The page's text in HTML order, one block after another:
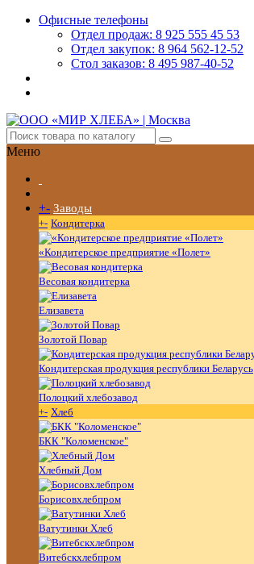
Офисные телефоны
Отдел продаж: 8 925 555 45 53
Отдел закупок: 8 964 562-12-52
Стол заказов: 8 495 987-40-52
Меню
+- Заводы
+- Кондитерка
«Кондитерское предприятие «Полет»
Весовая кондитерка
Елизавета
Золотой Повар
Кондитерская продукция республики Беларусь
Полоцкий хлебозавод
+- Хлеб
БКК "Коломенское"
Хлебный Дом
Борисовхлебпром
Ватутинки Хлеб
Витебскхлебпром